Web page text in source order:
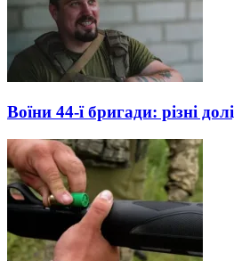
Воїни 44-ї бригади: різні